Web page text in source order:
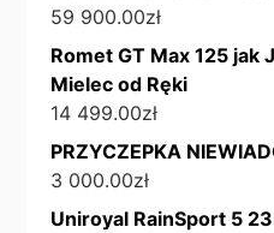
59 900.00zł
Romet GT Max 125 jak
Mielec od Ręki
14 499.00zł
PRZYCZEPKA
3 000.00zł
Uniroyal RainSport 5